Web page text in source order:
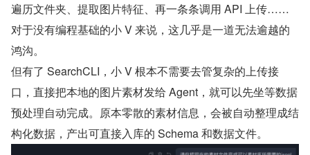
遍历文件夹、提取图片特征、再一条条调用 API 上传……
对于没有编程基础的小 V 来说，这几乎是一道无法逾越的
鸿沟。
但有了 SearchCLI，小 V 根本不需要去管复杂的上传接
口，直接把本地的图片素材发给 Agent，就可以先坐等数据
预处理自动完成。原本零散的素材信息，会被自动整理成结
构化数据，产出可直接入库的 Schema 和数据文件。